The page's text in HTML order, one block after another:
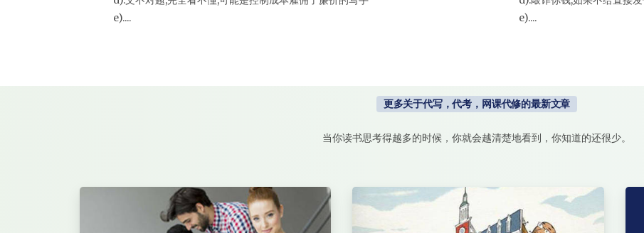
e)....
e)....
更多关于代写，代考，网课代修的最新文章
当你读书思考得越多的时候，你就会越清楚地看到，你知道的还很少。